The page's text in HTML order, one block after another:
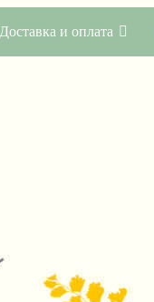
Доставка и оплата